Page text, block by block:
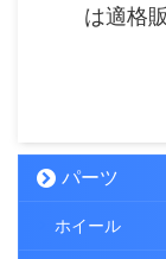
は適格
パーツ
ホイール